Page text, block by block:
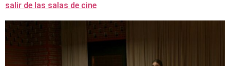
salir de las salas de cine